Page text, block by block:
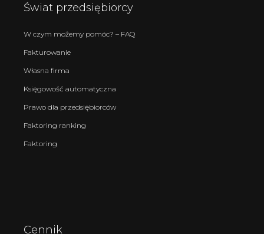
Świat przedsiębiorcy
W czym możemy pomóc? – FAQ
Fakturowanie
Własna firma
Księgowość automatyczna
Prawo dla przedsiębiorców
Faktoring ranking
Faktoring
Cennik